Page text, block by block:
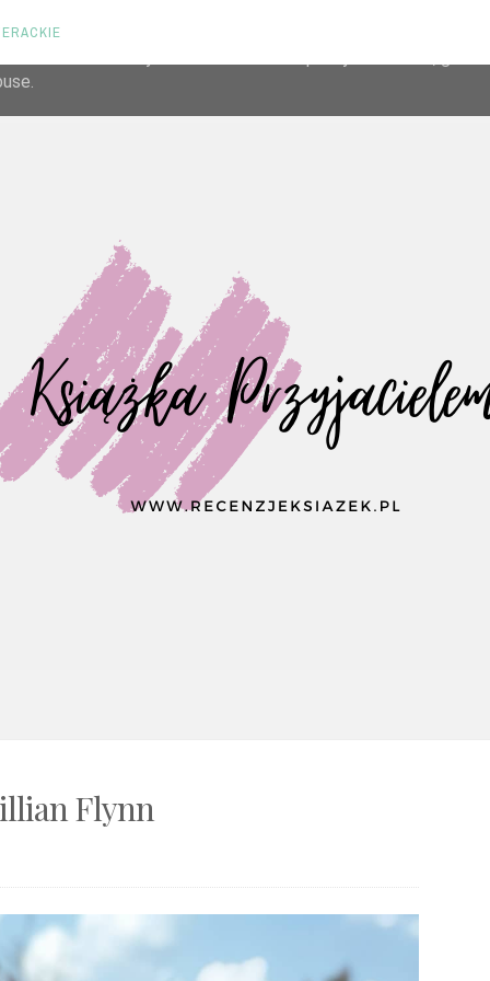
Flynn
its services and to analyze traffic. Your IP address and